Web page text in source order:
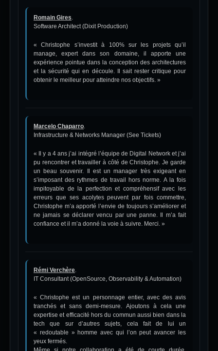
Romain Gires.
Software Architect (Dixit Production)
« Christophe s’investit à 100% sur les projets qu’il
manage, expert dans son domaine, il apporte une
expérience pointue dans la conception des architectures
et la sécurité qui en découle. Il sait rester critique pour
obtenir le meilleur pour atteindre nos objectifs. »
Marcelo Chaparro.
Infrastructure & Networks Manager (See Tickets)
« Il y a 4 ans j’ai intégré l’équipe de Digital Network et j’ai
pu rencontrer et travailler à côté de Christophe. Je garde
un beau souvenir. Il est un manager très exigeant en
s’imposant des rythmes de travail hors norme. A la fois
impitoyable de la perfection et compréhensif avec les
erreurs que ses acolytes peuvent par fois commettre,
Christophe m’a apporté l’envie de toujours s’améliorer et
ne jamais se déclarer vencu par une panne. Il m’a fait
confiance et il m’a donné la voie à suivre. Merci. »
Rémi Verchère.
IT Consultant (OpenSource, Observability & Automation)
« Christophe est un personnage entier, avec des avis
tranchés et sans demi-mesure. Ajoutons à cela une
expertise et efficacité hors du commun aussi bien dans la
tech que sur d’autres sujets, cela fait de lui un
« redoutable » homme avec qui l’on peut avancer les
yeux fermés.